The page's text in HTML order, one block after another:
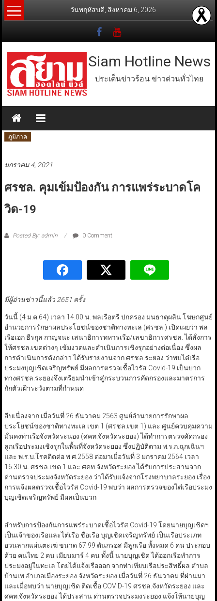
Skip
to
วันพฤหัสบดี, สิงหาคม 6, 2026
Siam Hotline News
ประเด็นข่าวร้อน ข่าวด่วนทั่วไทย
ภูมิภาค
มกราคม 4, 2021
ศรชล. คุมเข้มป้องกัน การแพร่ระบาดโค
วิด-19
Posted By: admin 0 Comment
มีผู้อ่านข่าวนี้แล้ว 2651 ครั้ง
วันนี้ (4 ม.ค.64) เวลา 14.00 น. พลเรือตรี ปกครอง มนธาตุผลิน โฆษกศูนย์
อำนวยการรักษาผลประโยชน์ของชาติทางทะเล (ศรชล.) เปิดเผยว่า พล
เรือเอก ธีรกุล กาญจนะ เสนาธิการทหารเรือ/เลขาธิการศรชล. ได้สั่งการ
ให้ศรชล.เขตต่างๆ เข้มงวดและดำเนินการเชิงรุกอย่างต่อเนื่อง ซึ่งผล
การดำเนินการดังกล่าว ได้รับรายงานจาก ศรชล.ระยอง ว่าพบไต๋เรือ
ประมงบุญเชิดเจริญทรัพย์ มีผลการตรวจเชื้อไวรัส Covid-19 เป็นบวก
ทางศรชล.ระยองจึงเตรียมนำเข้าสู่กระบวนการคัดกรองและมาตรการ
กักตัวเฝ้าระวังตามที่กำหนด
สืบเนื่องจาก เมื่อวันที่ 26 ธันวาคม 2563 ศูนย์อำนวยการรักษาผล
ประโยชน์ของชาติทางทะเล เขต 1 (ศรชล.เขต 1) และ ศูนย์ควบคุมความ
มั่นคงท่าเรือจังหวัดระนอง (ศคท.จังหวัดระยอง) ได้ทำการตรวจคัดกรอง
ลูกเรือประมงเชิงรุกในพื้นที่จังหวัดระยอง ซึ่งปฏิบัติตาม พ.ร.ก.ฉุกเฉินฯ
และ พ.ร.บ.โรคติดต่อ พ.ศ.2558 ต่อมาเมื่อวันที่ 3 มกราคม 2564 เวลา
16.30 น. ศรชล.เขต 1 และ ศคท.จังหวัดระยอง ได้รับการประสานจาก
ด่านตรวจประมงจังหวัดระยอง ว่าได้รับแจ้งจากโรงพยาบาลระยอง เรื่อง
การแจ้งผลตรวจเชื้อไวรัส Covid-19 พบว่า ผลการตรวจของไต๋เรือประมง
บุญเชิดเจริญทรัพย์ มีผลเป็นบวก
สำหรับการป้องกันการแพร่ระบาดเชื้อไวรัส Covid-19 โดยนายบุญเชิดฯ
เป็นเจ้าของเรือและไต๋เรือ ชื่อเรือ บุญเชิดเจริญทรัพย์ เป็นเรือประเภท
อวนลากแผ่นตะเฆ่ ขนาด 67.99 ตันกรอส มีลูกเรือ ทั้งหมด 6 คน ประกอบ
ด้วย คนไทย 2 คน เมียนมาร์ 4 คน ทั้งนี้ นายบุญเชิด ได้ออกเรือทำการ
ประมงอยู่ในทะเล โดยได้แจ้งเรือออก จากท่าเทียบเรือประสิทธิ์ผล ตำบล
บ้านเพ อำเภอเมืองระยอง จังหวัดระยอง เมื่อวันที่ 26 ธันวาคม ที่ผ่านมา
และเมื่อพบว่า นายบุญเชิด ติดเชื้อ COVID-19 ศรชล.จังหวัดระยอง และ
ศคท.จังหวัดระยอง ได้ประสาน ด่านตรวจประมงระยอง แจ้งให้นายบุญ